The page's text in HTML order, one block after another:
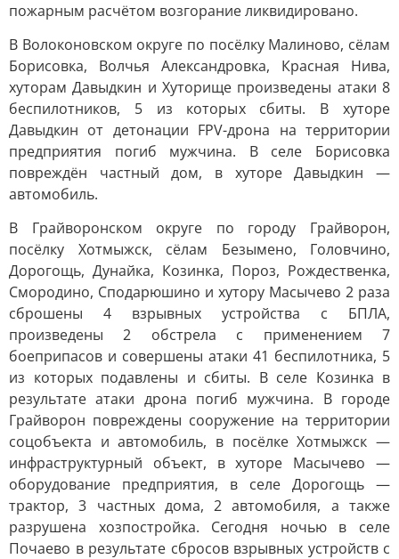
пожарным расчётом возгорание ликвидировано.
В Волоконовском округе по посёлку Малиново, сёлам
Борисовка, Волчья Александровка, Красная Нива,
хуторам Давыдкин и Хуторище произведены атаки 8
беспилотников, 5 из которых сбиты. В хуторе
Давыдкин от детонации FPV-дрона на территории
предприятия погиб мужчина. В селе Борисовка
повреждён частный дом, в хуторе Давыдкин —
автомобиль.
В Грайворонском округе по городу Грайворон,
посёлку Хотмыжск, сёлам Безымено, Головчино,
Дорогощь, Дунайка, Козинка, Пороз, Рождественка,
Смородино, Сподарюшино и хутору Масычево 2 раза
сброшены 4 взрывных устройства с БПЛА,
произведены 2 обстрела с применением 7
боеприпасов и совершены атаки 41 беспилотника, 5
из которых подавлены и сбиты. В селе Козинка в
результате атаки дрона погиб мужчина. В городе
Грайворон повреждены сооружение на территории
соцобъекта и автомобиль, в посёлке Хотмыжск —
инфраструктурный объект, в хуторе Масычево —
оборудование предприятия, в селе Дорогощь —
трактор, 3 частных дома, 2 автомобиля, а также
разрушена хозпостройка. Сегодня ночью в селе
Почаево в результате сбросов взрывных устройств с